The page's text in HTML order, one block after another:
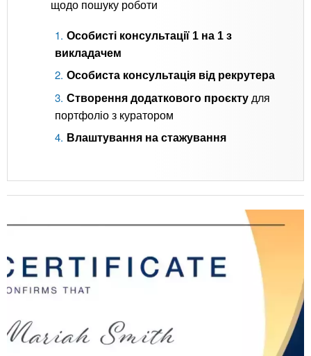
щодо пошуку роботи
Особисті консультації 1 на 1 з
викладачем
Особиста консультація від рекрутера
Створення додаткового проєктудля
портфоліо з куратором
Влаштування на стажування